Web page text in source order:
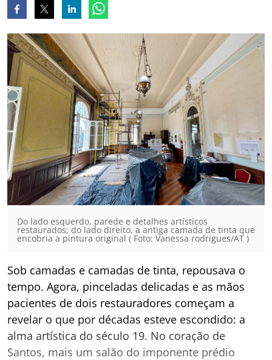
Do lado esquerdo, parede e detalhes artísticos
restaurados; do lado direito, a antiga camada de tinta que
encobria a pintura original ( Foto: Vanessa rodrigues/AT )
Sob camadas e camadas de tinta, repousava o
tempo. Agora, pinceladas delicadas e as mãos
pacientes de dois restauradores começam a
revelar o que por décadas esteve escondido: a
alma artística do século 19. No coração de
Santos, mais um salão do imponente prédio